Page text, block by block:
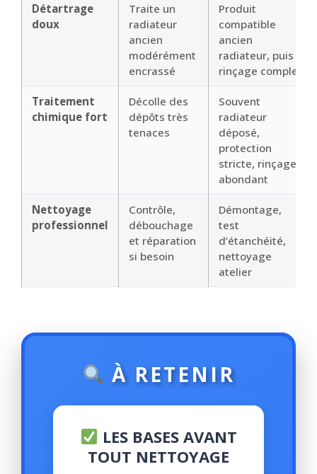
Détartrage
doux
Traite un
radiateur
ancien
modérément
encrassé
Produit
compatible
ancien
radiateur, puis
rinçage complet
Traitement
chimique fort
Décolle des
dépôts très
tenaces
Souvent
radiateur
déposé,
protection
stricte, rinçage
abondant
Nettoyage
professionnel
Contrôle,
débouchage
et réparation
si besoin
Démontage,
test
d’étanchéité,
nettoyage
atelier
À RETENIR
LES BASES AVANT
TOUT NETTOYAGE